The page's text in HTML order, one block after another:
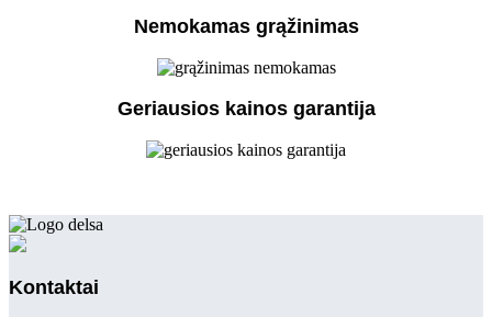
Nemokamas grąžinimas
Geriausios kainos garantija
Kontaktai